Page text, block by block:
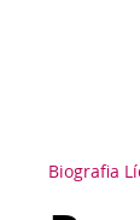
Biografia